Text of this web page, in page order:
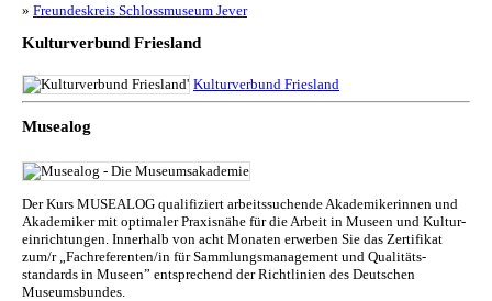
» Freundeskreis Schlossmuseum Jever
Kulturverbund Friesland
Kulturverbund Friesland
Musealog
Der Kurs MUSEALOG qualifiziert arbeitssuchende Akademikerinnen und
Akademiker mit optimaler Praxisnähe für die Arbeit in Museen und Kul­tur­
ein­rich­tun­gen. Innerhalb von acht Monaten erwerben Sie das Zertifikat
zum/r „Fachreferenten/in für Sammlungs­management und Qualitäts­
standards in Museen” entsprechend der Richtlinien des Deutschen
Museumsbundes.